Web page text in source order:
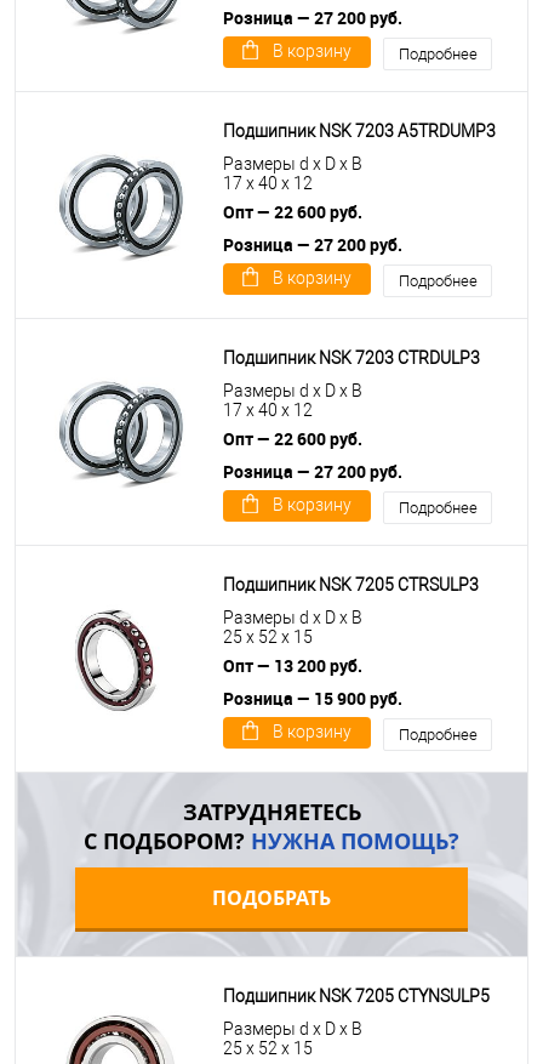
Розница — 27 200 руб.
В корзину Подробнее
Подшипник NSK 7203 A5TRDUMP3
Размеры d x D x B
17 x 40 x 12
Опт — 22 600 руб.
Розница — 27 200 руб.
В корзину Подробнее
Подшипник NSK 7203 CTRDULP3
Размеры d x D x B
17 x 40 x 12
Опт — 22 600 руб.
Розница — 27 200 руб.
В корзину Подробнее
Подшипник NSK 7205 CTRSULP3
Размеры d x D x B
25 x 52 x 15
Опт — 13 200 руб.
Розница — 15 900 руб.
В корзину Подробнее
ЗАТРУДНЯЕТЕСЬ
С ПОДБОРОМ? НУЖНА ПОМОЩЬ?
ПОДОБРАТЬ
Подшипник NSK 7205 CTYNSULP5
Размеры d x D x B
25 x 52 x 15